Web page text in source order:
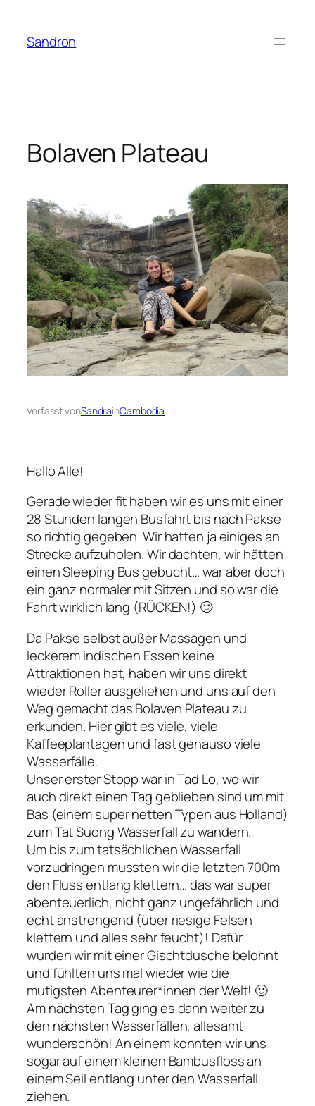
springen
Sandron
Bolaven Plateau
Verfasst vonSandrainCambodia
Hallo Alle!
Gerade wieder fit haben wir es uns mit einer
28 Stunden langen Busfahrt bis nach Pakse
so richtig gegeben. Wir hatten ja einiges an
Strecke aufzuholen. Wir dachten, wir hätten
einen Sleeping Bus gebucht… war aber doch
ein ganz normaler mit Sitzen und so war die
Fahrt wirklich lang (RÜCKEN!) 🙂
Da Pakse selbst außer Massagen und
leckerem indischen Essen keine
Attraktionen hat, haben wir uns direkt
wieder Roller ausgeliehen und uns auf den
Weg gemacht das Bolaven Plateau zu
erkunden. Hier gibt es viele, viele
Kaffeeplantagen und fast genauso viele
Wasserfälle.
Unser erster Stopp war in Tad Lo, wo wir
auch direkt einen Tag geblieben sind um mit
Bas (einem super netten Typen aus Holland)
zum Tat Suong Wasserfall zu wandern.
Um bis zum tatsächlichen Wasserfall
vorzudringen mussten wir die letzten 700m
den Fluss entlang klettern… das war super
abenteuerlich, nicht ganz ungefährlich und
echt anstrengend (über riesige Felsen
klettern und alles sehr feucht)! Dafür
wurden wir mit einer Gischtdusche belohnt
und fühlten uns mal wieder wie die
mutigsten Abenteurer*innen der Welt! 🙂
Am nächsten Tag ging es dann weiter zu
den nächsten Wasserfällen, allesamt
wunderschön! An einem konnten wir uns
sogar auf einem kleinen Bambusfloss an
einem Seil entlang unter den Wasserfall
ziehen.